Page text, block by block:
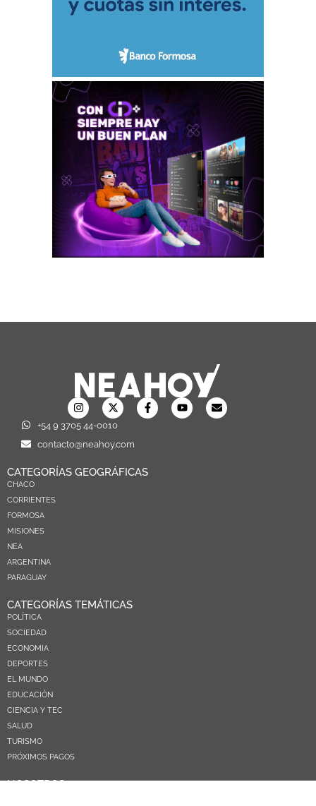
+54 9 3705 44-0010
contacto@neahoy.com
CATEGORÍAS GEOGRÁFICAS
CHACO
CORRIENTES
FORMOSA
MISIONES
NEA
ARGENTINA
PARAGUAY
CATEGORÍAS TEMÁTICAS
POLÍTICA
SOCIEDAD
ECONOMIA
DEPORTES
EL MUNDO
EDUCACIÓN
CIENCIA Y TEC
SALUD
TURISMO
PRÓXIMOS PAGOS
NOSOTROS